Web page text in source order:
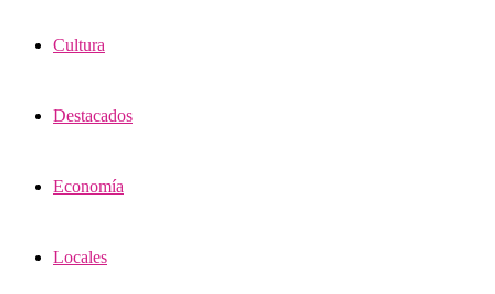
Cultura
Destacados
Economía
Locales